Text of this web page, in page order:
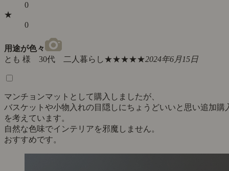
0
★
0
用途が色々
とも 様 30代 二人暮らし★★★★★2024年6月15日
マンチョンマットとして購入しましたが、
バスケットや小物入れの目隠しにちょうどいいと思い追加購
を考えています。
自然な色味でインテリアを邪魔しません。
おすすめです。